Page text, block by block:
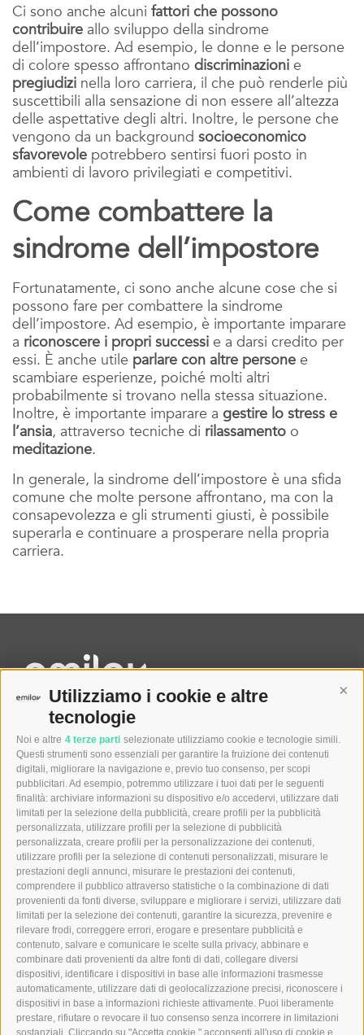
Utilizziamo i cookie e altre
tecnologie
Noi e altre 4 terze parti selezionate utilizziamo cookie e tecnologie simili.
Questi strumenti sono essenziali per garantire la fruizione dei contenuti
digitali, migliorare la navigazione e, previo tuo consenso, per scopi
pubblicitari. Ad esempio, potremmo utilizzare i tuoi dati per le seguenti
finalità: archiviare informazioni su dispositivo e/o accedervi, utilizzare dati
limitati per la selezione della pubblicità, creare profili per la pubblicità
personalizzata, utilizzare profili per la selezione di pubblicità
personalizzata, creare profili per la personalizzazione dei contenuti,
utilizzare profili per la selezione di contenuti personalizzati, misurare le
prestazioni degli annunci, misurare le prestazioni dei contenuti,
comprendere il pubblico attraverso statistiche o la combinazione di dati
provenienti da fonti diverse, sviluppare e migliorare i servizi, utilizzare dati
limitati per la selezione dei contenuti, garantire la sicurezza, prevenire e
rilevare frodi, correggere errori, erogare e presentare pubblicità e
contenuto, salvare e comunicare le scelte sulla privacy, abbinare e
combinare dati provenienti da altre fonti di dati, collegare diversi
dispositivi, identificare i dispositivi in base alle informazioni trasmesse
automaticamente, utilizzare dati di geolocalizzazione precisi, riconoscere i
dispositivi in base a informazioni richieste attivamente. Puoi liberamente
prestare, rifiutare o revocare il tuo consenso senza incorrere in limitazioni
sostanziali. Cliccando su "Accetta cookie," acconsenti all'uso di cookie e
Ci sono anche alcuni fattori che possono
contribuire allo sviluppo della sindrome
dell’impostore. Ad esempio, le donne e le persone
di colore spesso affrontano discriminazioni e
pregiudizi nella loro carriera, il che può renderle più
suscettibili alla sensazione di non essere all’altezza
delle aspettative degli altri. Inoltre, le persone che
vengono da un background socioeconomico
sfavorevole potrebbero sentirsi fuori posto in
ambienti di lavoro privilegiati e competitivi.
Come combattere la
sindrome dell’impostore
Fortunatamente, ci sono anche alcune cose che si
possono fare per combattere la sindrome
dell’impostore. Ad esempio, è importante imparare
a riconoscere i propri successi e a darsi credito per
essi. È anche utile parlare con altre persone e
scambiare esperienze, poiché molti altri
probabilmente si trovano nella stessa situazione.
Inoltre, è importante imparare a gestire lo stress e
l’ansia, attraverso tecniche di rilassamento o
meditazione.
In generale, la sindrome dell’impostore è una sfida
comune che molte persone affrontano, ma con la
consapevolezza e gli strumenti giusti, è possibile
superarla e continuare a prosperare nella propria
carriera.
Autorizzazione Ministeriale definitiva di tipo
generalista Prot. N. 0000240 del 26/07/2024
Registro delle Imprese di Milano REA n° MI-2640770 –
P.IVA e Cod. Fisc. 12105550961
Capitale sociale I.V. € 600.000
Menu
Home
Chi siamo
Aziende
Candidati
News
Contatti
CCNL
Ebitemp
Whistleblowing
231
Note legali